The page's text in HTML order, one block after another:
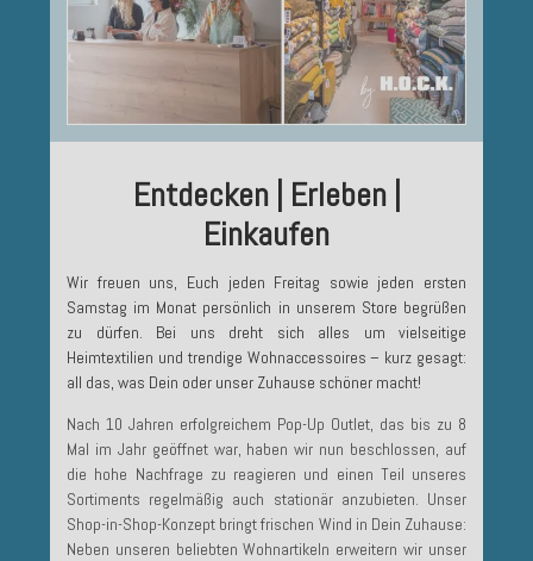
Entdecken | Erleben |
Einkaufen
Wir freuen uns, Euch jeden Freitag sowie jeden ersten
Samstag im Monat persönlich in unserem Store begrüßen
zu dürfen. Bei uns dreht sich alles um vielseitige
Heimtextilien und trendige Wohnaccessoires – kurz gesagt:
all das, was Dein oder unser Zuhause schöner macht!
Nach 10 Jahren erfolgreichem Pop-Up Outlet, das bis zu 8
Mal im Jahr geöffnet war, haben wir nun beschlossen, auf
die hohe Nachfrage zu reagieren und einen Teil unseres
Sortiments regelmäßig auch stationär anzubieten. Unser
Shop-in-Shop-Konzept bringt frischen Wind in Dein Zuhause:
Neben unseren beliebten Wohnartikeln erweitern wir unser